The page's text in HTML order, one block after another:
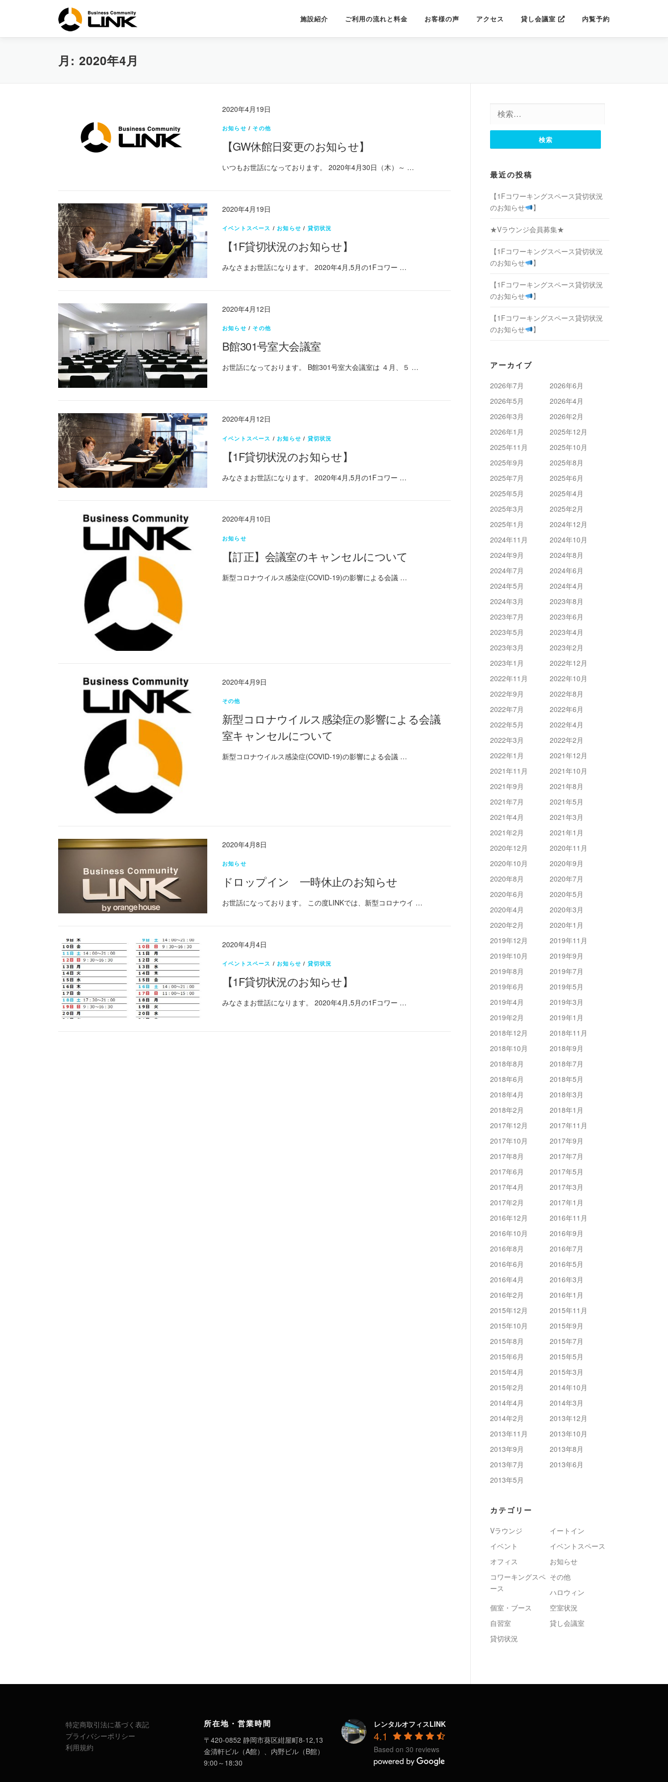
ン
施設紹介 ご利用の流れと料金 お客様の声 アクセス 貸し会議室 内覧予約
月: 2020年4月
2020年4月19日
お知らせ / その他
【GW休館日変更のお知らせ】
いつもお世話になっております。 2020年4月30日（木）～ …
2020年4月19日
イベントスペース /お知らせ / 貸切状況
【1F貸切状況のお知らせ】
みなさまお世話になります。 2020年4月,5月の1Fコワー …
2020年4月12日
お知らせ / その他
B館301号室大会議室
お世話になっております。 B館301号室大会議室は ４月、５ …
2020年4月12日
イベントスペース / お知らせ / 貸切状況
【1F貸切状況のお知らせ】
みなさまお世話になります。 2020年4月,5月の1Fコワー …
2020年4月10日
お知らせ
【訂正】会議室のキャンセルについて
新型コロナウイルス感染症(COVID-19)の影響による会議 …
2020年4月9日
その他
新型コロナウイルス感染症の影響による会議
室キャンセルについて
新型コロナウイルス感染症(COVID-19)の影響による会議 …
2020年4月8日
お知らせ
ドロップイン 一時休止のお知らせ
お世話になっております。 この度LINKでは、新型コロナウイ …
2020年4月4日
イベントスペース / お知らせ / 貸切状況
【1F貸切状況のお知らせ】
みなさまお世話になります。 2020年4月,5月の1Fコワー …
最近の投稿
【1Fコワーキングスペース貸切状況
のお知らせ
】
★Vラウンジ会員募集★
【1Fコワーキングスペース貸切状況
のお知らせ
】
【1Fコワーキングスペース貸切状況
のお知らせ
】
【1Fコワーキングスペース貸切状況
のお知らせ
】
アーカイブ
2026年7月
2026年6月
2026年5月
2026年4月
2026年3月
2026年2月
2026年1月
2025年12月
2025年11月
2025年10月
2025年9月
2025年8月
2025年7月
2025年6月
2025年5月
2025年4月
2025年3月
2025年2月
2025年1月
2024年12月
2024年11月
2024年10月
2024年9月
2024年8月
2024年7月
2024年6月
2024年5月
2024年4月
2024年3月
2023年8月
2023年7月
2023年6月
2023年5月
2023年4月
2023年3月
2023年2月
2023年1月
2022年12月
2022年11月
2022年10月
2022年9月
2022年8月
2022年7月
2022年6月
2022年5月
2022年4月
2022年3月
2022年2月
2022年1月
2021年12月
2021年11月
2021年10月
2021年9月
2021年8月
2021年7月
2021年5月
2021年4月
2021年3月
2021年2月
2021年1月
2020年12月
2020年11月
2020年10月
2020年9月
2020年8月
2020年7月
2020年6月
2020年5月
2020年4月
2020年3月
2020年2月
2020年1月
2019年12月
2019年11月
2019年10月
2019年9月
2019年8月
2019年7月
2019年6月
2019年5月
2019年4月
2019年3月
2019年2月
2019年1月
2018年12月
2018年11月
2018年10月
2018年9月
2018年8月
2018年7月
2018年6月
2018年5月
2018年4月
2018年3月
2018年2月
2018年1月
2017年12月
2017年11月
2017年10月
2017年9月
2017年8月
2017年7月
2017年6月
2017年5月
2017年4月
2017年3月
2017年2月
2017年1月
2016年12月
2016年11月
2016年10月
2016年9月
2016年8月
2016年7月
2016年6月
2016年5月
2016年4月
2016年3月
2016年2月
2016年1月
2015年12月
2015年11月
2015年10月
2015年9月
2015年8月
2015年7月
2015年6月
2015年5月
2015年4月
2015年3月
2015年2月
2014年10月
2014年4月
2014年3月
2014年2月
2013年12月
2013年11月
2013年10月
2013年9月
2013年8月
2013年7月
2013年6月
2013年5月
カテゴリー
Vラウンジ
イートイン
イベント
イベントスペース
オフィス
お知らせ
コワーキングスペ
ース
その他
ハロウィン
個室・ブース
空室状況
自習室
貸し会議室
貸切状況
特定商取引法に基づく表記
プライバシーポリシー
利用規約
所在地・営業時間
〒420-0852 静岡市葵区紺屋町8-12,13
金清軒ビル（A館）、内野ビル（B館）
9:00～18:30
レンタルオフィスLINK
4.1
Based on 30 reviews